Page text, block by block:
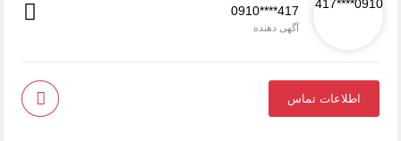
0910****417
آگهی دهنده
اطلاعات تماس